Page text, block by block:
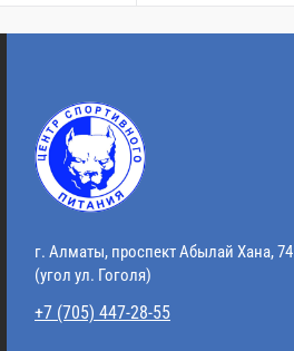
г. Алматы, проспект Абылай Хана, 74
(угол ул. Гоголя)
+7 (705) 447-28-55